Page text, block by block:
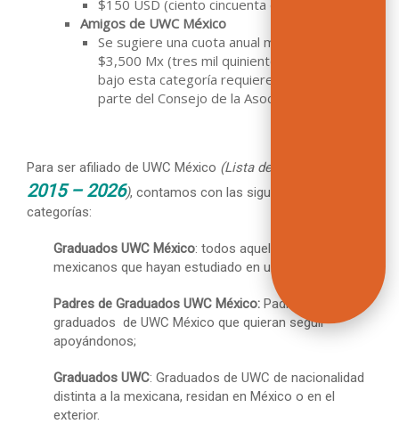
$150 USD (ciento cincuenta dólares de EUA)
Amigos de UWC México
Se sugiere una cuota anual mínima de
$3,500 Mx (tres mil quinientos). Asociarse
bajo esta categoría requiere aprobación por
parte del Consejo de la Asociación.
Para ser afiliado de UWC México (Lista de
2015 – 2026), contamos con las siguientes cuatro
categorías:
Graduados UWC México: todos aquellos estudiantes
mexicanos que hayan estudiado en un UWC;
Padres de Graduados UWC México: Padres de
graduados de UWC México que quieran seguir
apoyándonos;
Graduados UWC: Graduados de UWC de nacionalidad
distinta a la mexicana, residan en México o en el
exterior.